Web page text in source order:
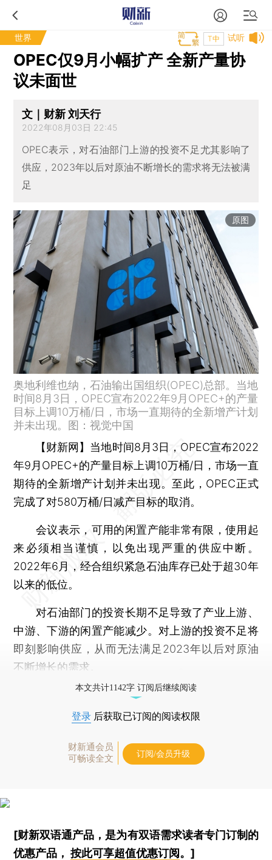
世界 试听
T中
OPEC仅9月小幅扩产 全新产量协
议未面世
文｜财新 刘天行
2022年08月03日 22:45
OPEC表示，对石油部门上游的投资不足尤其影响了
供应，2023年以后对原油不断增长的需求将无法被满
足
原图
奥地利维也纳，石油输出国组织(OPEC)总部。当地
时间8月3日，OPEC宣布2022年9月OPEC+的产量
目标上调10万桶/日，市场一直期待的全新增产计划
并未出现。图：视觉中国
【财新网】 当地时间8月3日，OPEC宣布2022
年9月OPEC+的产量目标上调10万桶/日，市场一直
期待的全新增产计划并未出现。至此，OPEC正式
完成了对580万桶/日减产目标的取消。
会议表示，可用的闲置产能非常有限，使用起
来必须相当谨慎，以免出现严重的供应中断。
2022年6月，经合组织紧急石油库存已处于超30年
以来的低位。
对石油部门的投资长期不足导致了产业上游、
中游、下游的闲置产能减少。对上游的投资不足将
即刻影响供应，从而无法满足2023年以后对原油
不断增长的需求。
本文共计1142字 订阅后继续阅读
登录 后获取已订阅的阅读权限
财新通会员
可畅读全文
订阅/会员升级
[财新双语通产品，是为有双语需求读者专门订制的
优惠产品，按此可享超值优惠订阅。]